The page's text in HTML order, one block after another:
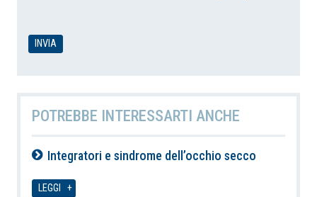
POTREBBE INTERESSARTI ANCHE
Integratori e sindrome dell’occhio secco
LEGGI